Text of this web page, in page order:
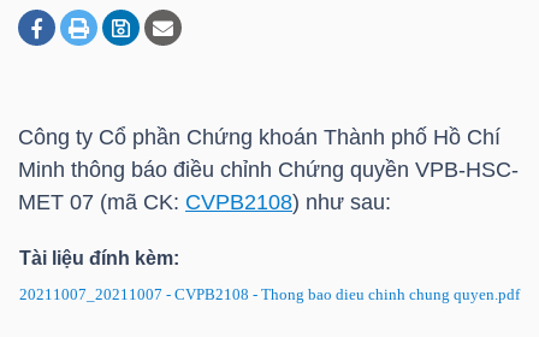
Công ty Cổ phần Chứng khoán Thành phố Hồ Chí
Minh thông báo điều chỉnh Chứng quyền VPB-HSC-
MET 07 (mã CK: CVPB2108) như sau:
Tài liệu đính kèm:
20211007_20211007 - CVPB2108 - Thong bao dieu chinh chung quyen.pdf
ĐỘNG
SẢN